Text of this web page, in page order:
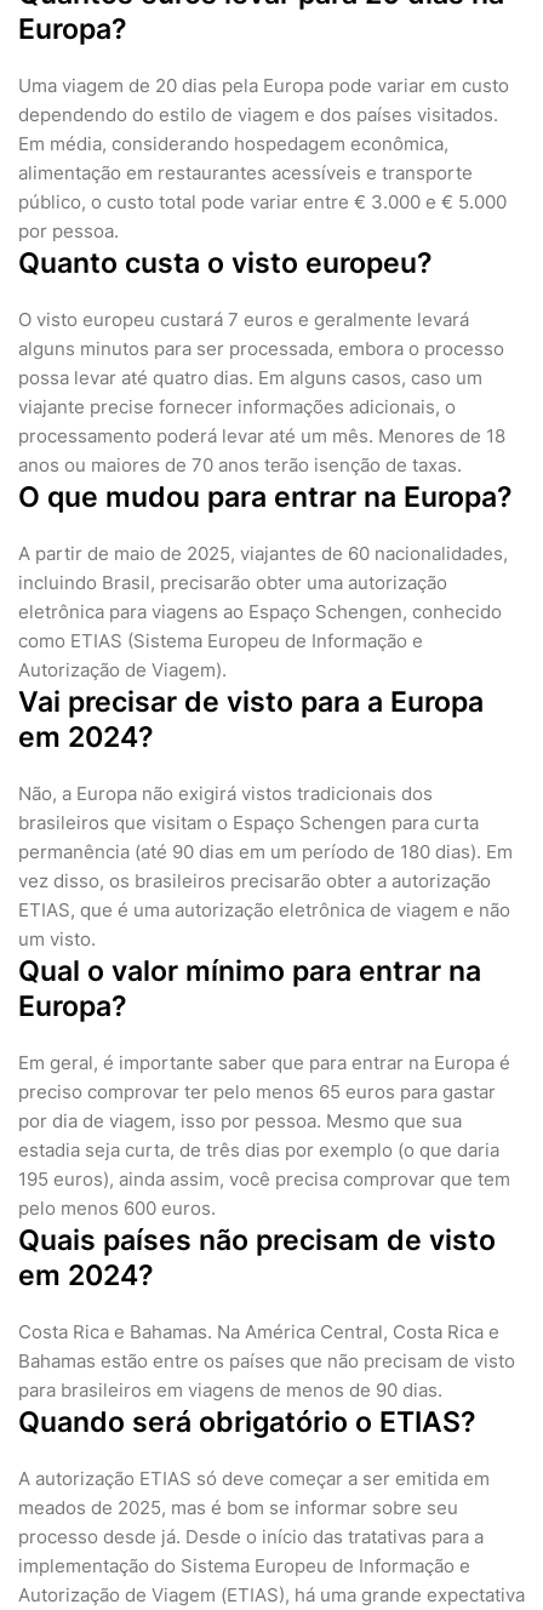
Europa?
Uma viagem de 20 dias pela Europa pode variar em custo
dependendo do estilo de viagem e dos países visitados.
Em média, considerando hospedagem econômica,
alimentação em restaurantes acessíveis e transporte
público, o custo total pode variar entre € 3.000 e € 5.000
por pessoa.
Quanto custa o visto europeu?
O visto europeu custará 7 euros e geralmente levará
alguns minutos para ser processada, embora o processo
possa levar até quatro dias. Em alguns casos, caso um
viajante precise fornecer informações adicionais, o
processamento poderá levar até um mês. Menores de 18
anos ou maiores de 70 anos terão isenção de taxas.
O que mudou para entrar na Europa?
A partir de maio de 2025, viajantes de 60 nacionalidades,
incluindo Brasil, precisarão obter uma autorização
eletrônica para viagens ao Espaço Schengen, conhecido
como ETIAS (Sistema Europeu de Informação e
Autorização de Viagem).
Vai precisar de visto para a Europa
em 2024?
Não, a Europa não exigirá vistos tradicionais dos
brasileiros que visitam o Espaço Schengen para curta
permanência (até 90 dias em um período de 180 dias). Em
vez disso, os brasileiros precisarão obter a autorização
ETIAS, que é uma autorização eletrônica de viagem e não
um visto.
Qual o valor mínimo para entrar na
Europa?
Em geral, é importante saber que para entrar na Europa é
preciso comprovar ter pelo menos 65 euros para gastar
por dia de viagem, isso por pessoa. Mesmo que sua
estadia seja curta, de três dias por exemplo (o que daria
195 euros), ainda assim, você precisa comprovar que tem
pelo menos 600 euros.
Quais países não precisam de visto
em 2024?
Costa Rica e Bahamas. Na América Central, Costa Rica e
Bahamas estão entre os países que não precisam de visto
para brasileiros em viagens de menos de 90 dias.
Quando será obrigatório o ETIAS?
A autorização ETIAS só deve começar a ser emitida em
meados de 2025, mas é bom se informar sobre seu
processo desde já. Desde o início das tratativas para a
implementação do Sistema Europeu de Informação e
Autorização de Viagem (ETIAS), há uma grande expectativa